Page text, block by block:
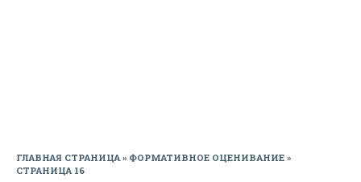
ГЛАВНАЯ СТРАНИЦА» ФОРМАТИВНОЕ ОЦЕНИВАНИЕ »
СТРАНИЦА 16